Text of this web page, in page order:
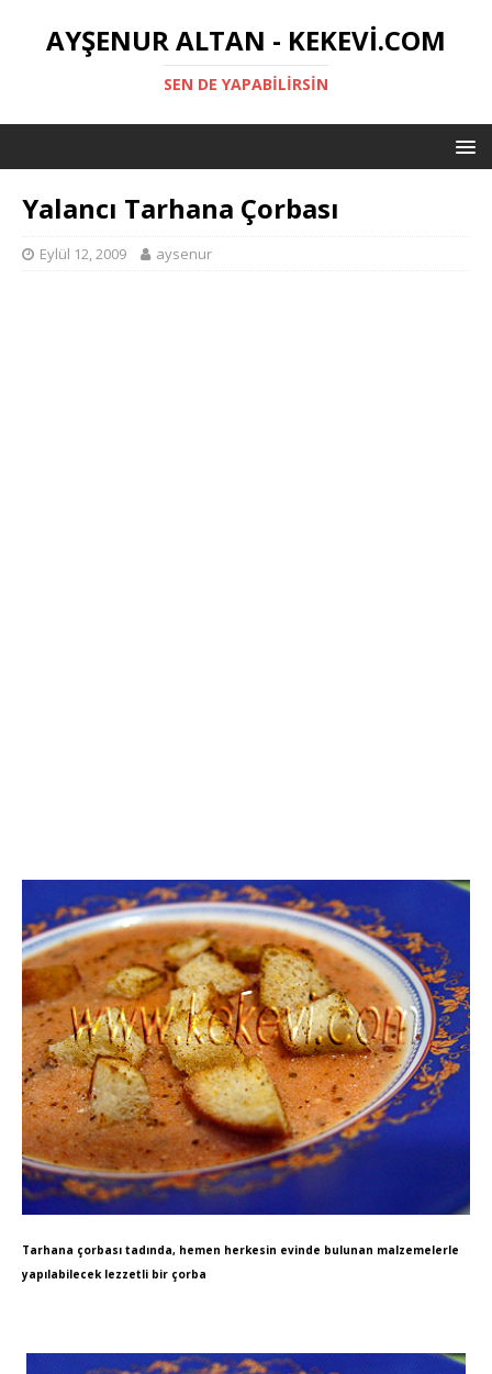
AYŞENUR ALTAN - KEKEVI.COM
SEN DE YAPABILIRSIN
Yalancı Tarhana Çorbası
Eylül 12, 2009 aysenur
Tarhana çorbası tadında, hemen herkesin evinde bulunan malzemelerle
yapılabilecek lezzetli bir çorba